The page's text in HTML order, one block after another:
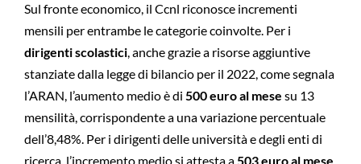
Sul fronte economico, il Ccnl riconosce incrementi
mensili per entrambe le categorie coinvolte. Per i
dirigenti scolastici, anche grazie a risorse aggiuntive
stanziate dalla legge di bilancio per il 2022, come segnala
l’ARAN, l’aumento medio è di 500 euro al mese su 13
mensilità, corrispondente a una variazione percentuale
dell’8,48%. Per i dirigenti delle università e degli enti di
ricerca, l’incremento medio si attesta a503 euro al mese